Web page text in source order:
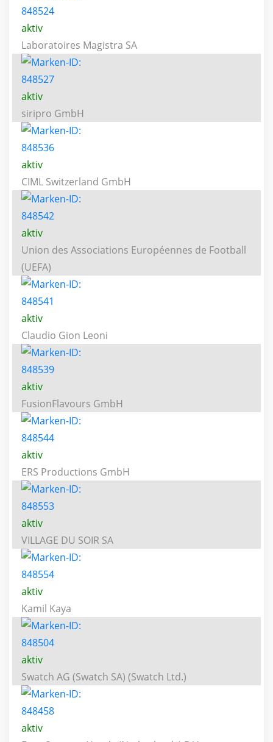
aktiv
Laboratoires Magistra SA
aktiv
siripro GmbH
aktiv
CIML Switzerland GmbH
aktiv
Union des Associations Européennes de Football
(UEFA)
aktiv
Claudio Gion Leoni
aktiv
FusionFlavours GmbH
aktiv
ERS Productions GmbH
aktiv
VILLAGE DU SOIR SA
aktiv
Kamil Kaya
aktiv
Swatch AG (Swatch SA) (Swatch Ltd.)
aktiv